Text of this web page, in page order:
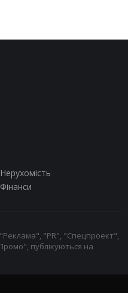
Нерухомість
Фінанси
"PR", "Спецпроект",
публікуються на